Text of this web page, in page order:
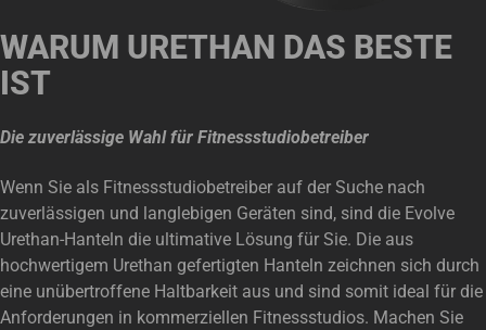
WARUM URETHAN DAS BESTE
IST
Die zuverlässige Wahl für Fitnessstudiobetreiber
Wenn Sie als Fitnessstudiobetreiber auf der Suche nach
zuverlässigen und langlebigen Geräten sind, sind die Evolve
Urethan-Hanteln die ultimative Lösung für Sie. Die aus
hochwertigem Urethan gefertigten Hanteln zeichnen sich durch
eine unübertroffene Haltbarkeit aus und sind somit ideal für die
Anforderungen in kommerziellen Fitnessstudios. Machen Sie